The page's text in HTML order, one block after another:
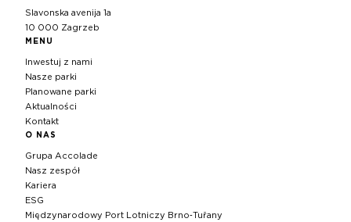
Slavonska avenija 1a
10 000 Zagrzeb
MENU
Inwestuj z nami
Nasze parki
Planowane parki
Aktualności
Kontakt
O NAS
Grupa Accolade
Nasz zespół
Kariera
ESG
Międzynarodowy Port Lotniczy Brno‑Tuřany